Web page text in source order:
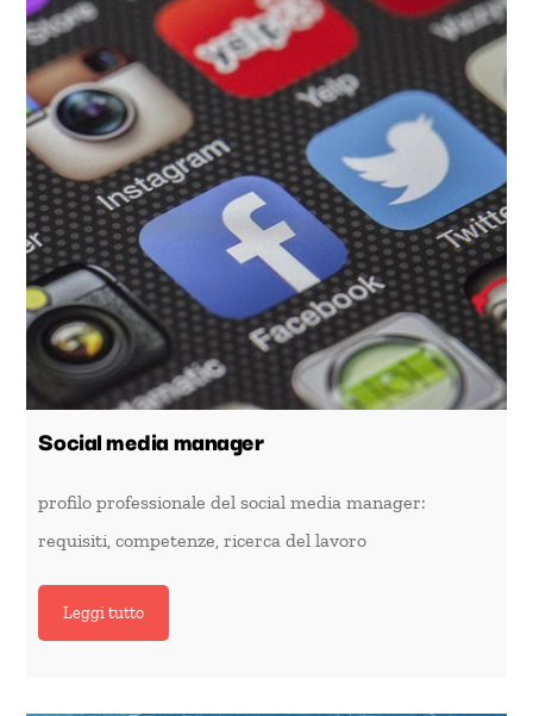
Social media manager
profilo professionale del social media manager:
requisiti, competenze, ricerca del lavoro
Leggi tutto